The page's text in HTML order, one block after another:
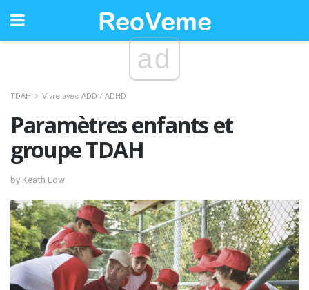
ad
TDAH Vivre avec ADD / ADHD
Paramètres enfants et
groupe TDAH
by Keath Low